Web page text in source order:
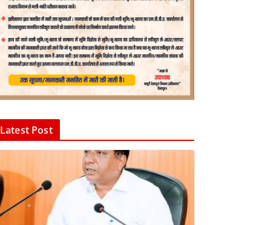
Latest Post